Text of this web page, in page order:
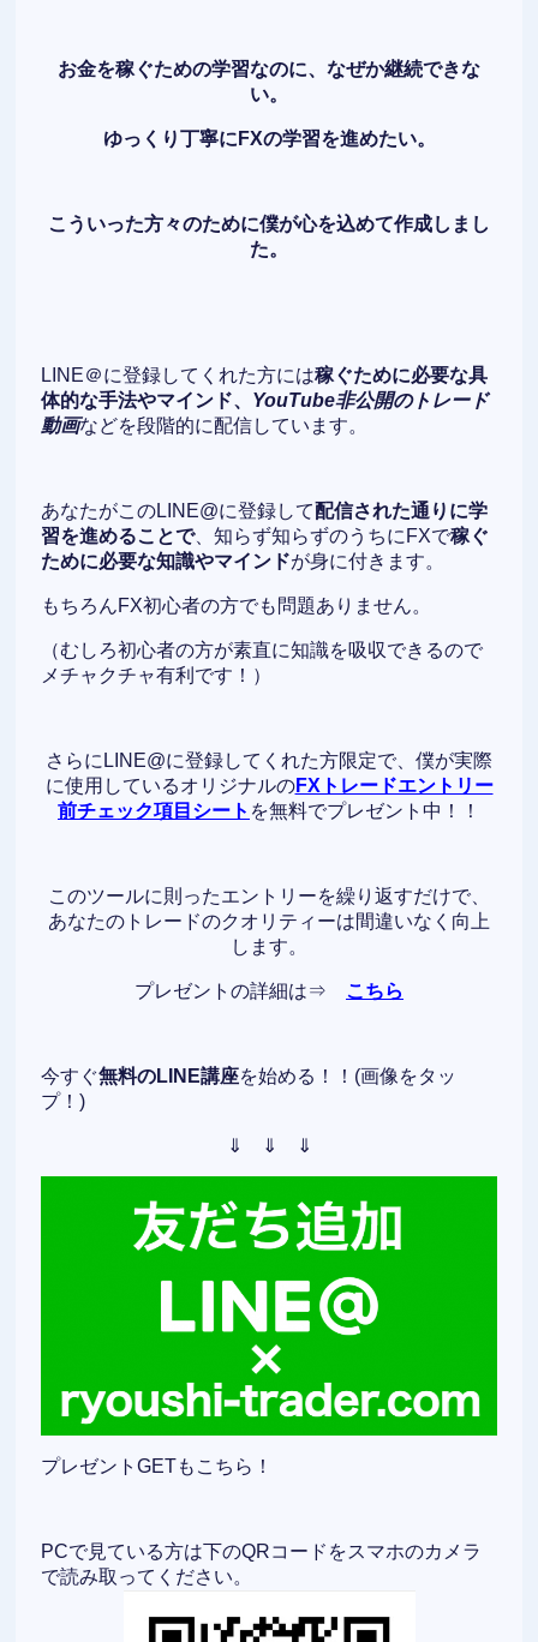
お金を稼ぐための学習なのに、なぜか継続できな
い。
ゆっくり丁寧にFXの学習を進めたい。
こういった方々のために僕が心を込めて作成しまし
た。
LINE＠に登録してくれた方には稼ぐために必要な具
体的な手法やマインド、 YouTube非公開のトレード
動画などを段階的に配信しています。
あなたがこのLINE@に登録して配信された通りに学
習を進めることで、知らず知らずのうちにFXで稼ぐ
ために必要な知識やマインドが身に付きます。
もちろんFX初心者の方でも問題ありません。
（むしろ初心者の方が素直に知識を吸収できるので
メチャクチャ有利です！）
さらにLINE@に登録してくれた方限定で、僕が実際
に使用しているオリジナルのFXトレードエントリー
前チェック項目シート を無料でプレゼント中！！
このツールに則ったエントリーを繰り返すだけで、
あなたのトレードのクオリティーは間違いなく向上
します。
プレゼントの詳細は⇒ こちら
今すぐ無料のLINE講座を始める！！(画像をタッ
プ！)
⇓ ⇓ ⇓
プレゼントGETもこちら！
PCで見ている方は下のQRコードをスマホのカメラ
で読み取ってください。